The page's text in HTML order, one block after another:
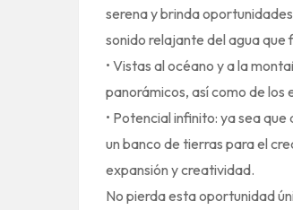
serena y brinda
sonido relajante del agua que
• Vistas al océano y a la
panorámicos, así como de
• Potencial infinito: ya sea
un banco de tierras para el
expansión y creatividad.
No pierda esta oportunidad